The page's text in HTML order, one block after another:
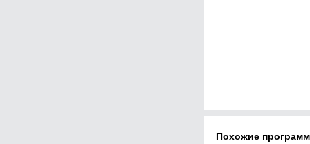
Похожие